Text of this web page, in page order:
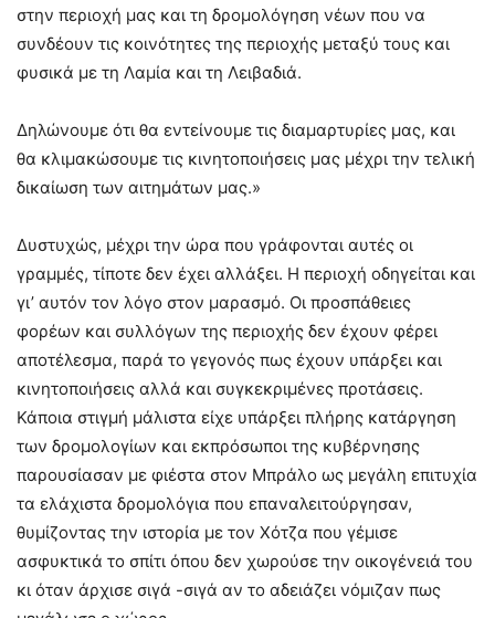
στην περιοχή μας και τη δρομολόγηση νέων που να
συνδέουν τις κοινότητες της περιοχής μεταξύ τους και
φυσικά με τη Λαμία και τη Λειβαδιά.
Δηλώνουμε ότι θα εντείνουμε τις διαμαρτυρίες μας, και
θα κλιμακώσουμε τις κινητοποιήσεις μας μέχρι την τελική
δικαίωση των αιτημάτων μας.»
Δυστυχώς, μέχρι την ώρα που γράφονται αυτές οι
γραμμές, τίποτε δεν έχει αλλάξει. Η περιοχή οδηγείται και
γι’ αυτόν τον λόγο στον μαρασμό. Οι προσπάθειες
φορέων και συλλόγων της περιοχής δεν έχουν φέρει
αποτέλεσμα, παρά το γεγονός πως έχουν υπάρξει και
κινητοποιήσεις αλλά και συγκεκριμένες προτάσεις.
Κάποια στιγμή μάλιστα είχε υπάρξει πλήρης κατάργηση
των δρομολογίων και εκπρόσωποι της κυβέρνησης
παρουσίασαν με φιέστα στον Μπράλο ως μεγάλη επιτυχία
τα ελάχιστα δρομολόγια που επαναλειτούργησαν,
θυμίζοντας την ιστορία με τον Χότζα που γέμισε
ασφυκτικά το σπίτι όπου δεν χωρούσε την οικογένειά του
κι όταν άρχισε σιγά -σιγά αν το αδειάζει νόμιζαν πως